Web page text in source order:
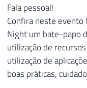
Fala pessoal!
Confira neste evento
Night um bate-papo
utilização de
utilização de
boas práticas,